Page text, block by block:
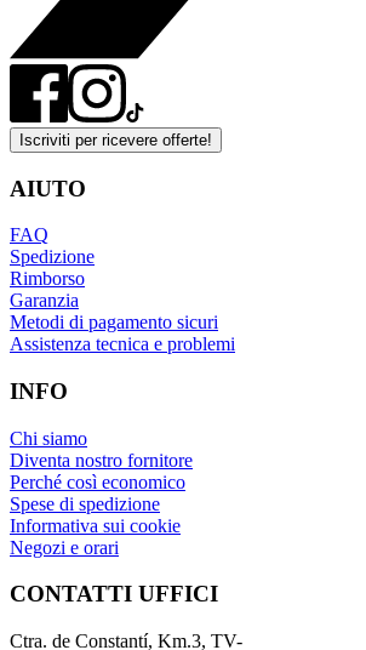
Iscriviti per ricevere offerte!
AIUTO
FAQ
Spedizione
Rimborso
Garanzia
Metodi di pagamento sicuri
Assistenza tecnica e problemi
INFO
Chi siamo
Diventa nostro fornitore
Perché così economico
Spese di spedizione
Informativa sui cookie
Negozi e orari
CONTATTI UFFICI
Ctra. de Constantí, Km.3, TV-